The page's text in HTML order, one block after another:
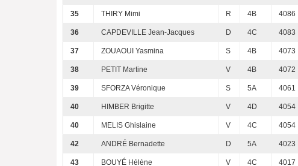
35 THIRY Mimi R 4B 4086
36 CAPDEVILLE Jean-Jacques D 4C 4083
37 ZOUAOUI Yasmina S 4B 4073
38 PETIT Martine V 4B 4072
39 SFORZA Véronique S 5A 4061
40 HIMBER Brigitte V 4D 4054
40 MELIS Ghislaine V 4C 4054
42 ANDRÉ Bernadette D 5A 4023
43 BOUYÉ Hélène V 4C 4017